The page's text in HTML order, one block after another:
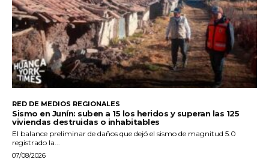
RED DE MEDIOS REGIONALES
Sismo en Junín: suben a 15 los heridos y superan las 125
viviendas destruidas o inhabitables
El balance preliminar de daños que dejó el sismo de magnitud 5.0
registrado la...
07/08/2026